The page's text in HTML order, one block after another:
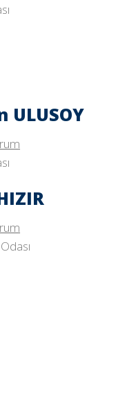
ULUSOY